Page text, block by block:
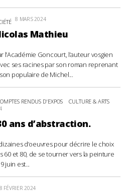
8 MARS 2024
Mathieu
l’Académie Goncourt, l’auteur vosgien
ses racines par son roman reprenant
populaire de Michel...
RENDUS D'EXPOS
CULTURE & ARTS
ans d’abstraction.
d’oeuvres pour décrire le choix
60 et 80, de se tourner vers la peinture
juin est...
FÉVRIER 2024